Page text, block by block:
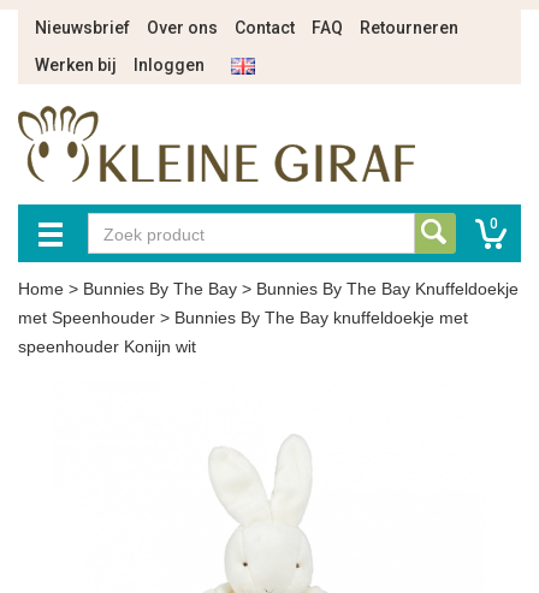
Nieuwsbrief Over ons Contact FAQ
Retourneren
Werken bij
Inloggen
0
Home > Bunnies By The Bay > Bunnies By The Bay Knuffeldoekje
met Speenhouder > Bunnies By The Bay knuffeldoekje met
speenhouder Konijn wit